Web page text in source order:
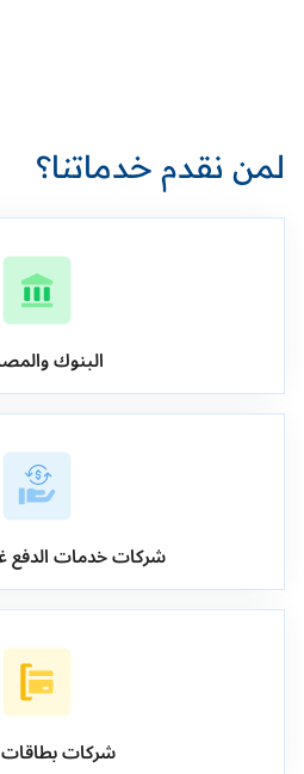
لمن نقدم خدماتنا؟
البنوك
شركات خدمات الدفع
شركات بطاقات